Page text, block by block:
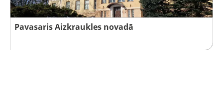
Pavasaris Aizkraukles novadā